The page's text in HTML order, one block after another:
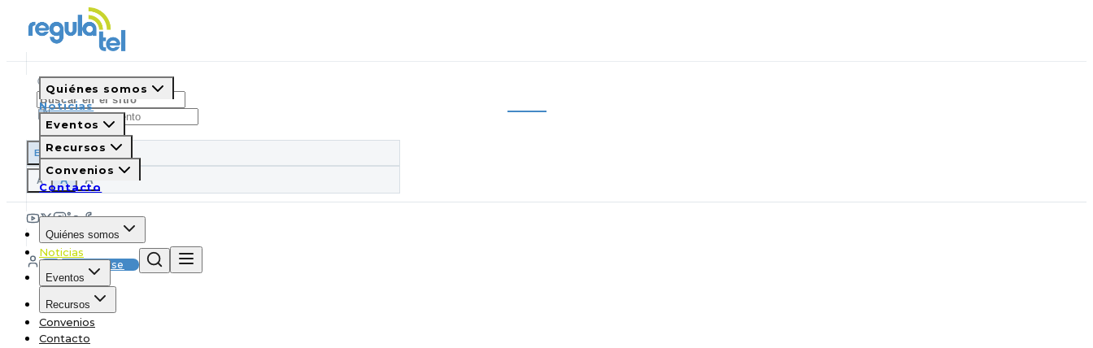
ES EN PT IT
A A A
Suscribirse
Quiénes somos
Noticias
Eventos
Recursos
Convenios
Contacto
Quiénes somos
Noticias
Eventos
Recursos
Convenios
Contacto